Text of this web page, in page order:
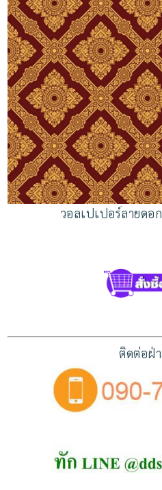
วอลเปเปอร์ลายดอ
ติดต่อฝ่